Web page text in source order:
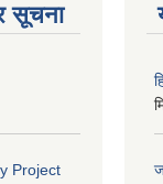
सूचना
Project